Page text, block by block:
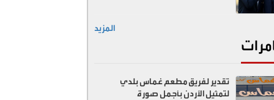
المزيد
تقدير لفريق مطعم غماس بلدي
لتمثيل الأردن بأجمل صورة